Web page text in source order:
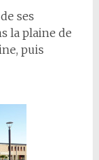
ses
la plaine de
puis